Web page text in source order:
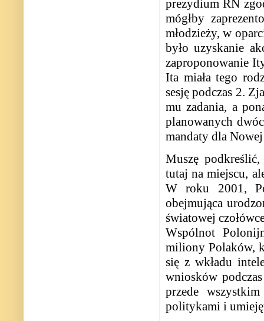
prezydium RN
mógłby
młodzieży, w
było uzyskanie
zaproponowanie
Ita miała tego
sesję podczas 2.
mu zadania, a
planowanych
mandaty dla
Muszę
tutaj na miejscu,
W roku 2001,
obejmująca
światowej
Wspólnot
miliony Polaków,
się z wkładu
wniosków
przede
politykami i